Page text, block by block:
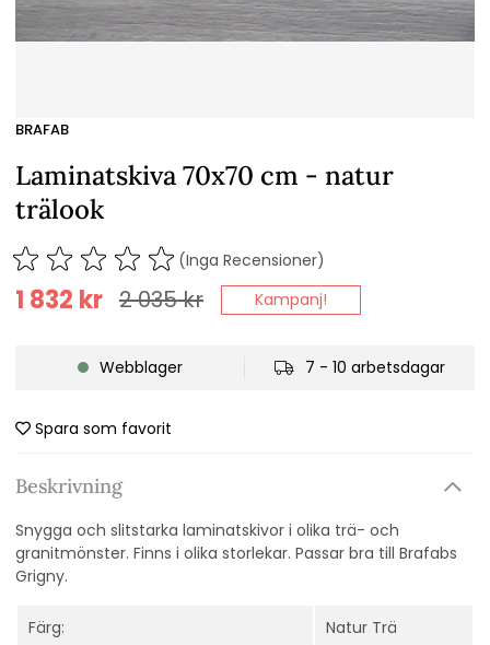
BRAFAB
Laminatskiva 70x70 cm - natur
trälook
(Inga Recensioner)
2 035kr
1 832 kr Kampanj!
Webblager 7 - 10 arbetsdagar
Spara som favorit
Beskrivning
Snygga och slitstarka laminatskivor i olika trä- och
granitmönster. Finns i olika storlekar. Passar bra till Brafabs
Grigny.
Färg: Natur Trä